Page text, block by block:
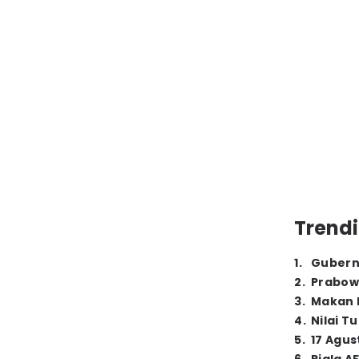
1.
2.
3. Makan
4. Nilai
5. 17